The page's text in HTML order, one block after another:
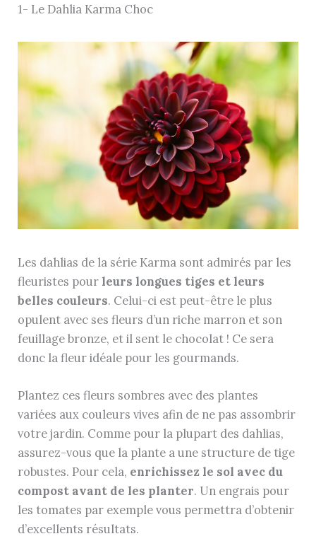
1- Le Dahlia Karma Choc
Les dahlias de la série Karma sont admirés par les
fleuristes pour leurs longues tiges et leurs
belles couleurs. Celui-ci est peut-être le plus
opulent avec ses fleurs d’un riche marron et son
feuillage bronze, et il sent le chocolat ! Ce sera
donc la fleur idéale pour les gourmands.
Plantez ces fleurs sombres avec des plantes
variées aux couleurs vives afin de ne pas assombrir
votre jardin. Comme pour la plupart des dahlias,
assurez-vous que la plante a une structure de tige
robustes. Pour cela, enrichissez le sol avec du
compost avant de les planter. Un engrais pour
les tomates par exemple vous permettra d’obtenir
d’excellents résultats.